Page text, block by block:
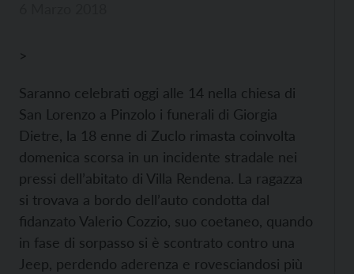
>
Saranno celebrati oggi alle 14 nella chiesa di
San Lorenzo a Pinzolo i funerali di Giorgia
Dietre, la 18 enne di Zuclo rimasta coinvolta
domenica scorsa in un incidente stradale nei
pressi dell’abitato di Villa Rendena. La ragazza
si trovava a bordo dell’auto condotta dal
fidanzato Valerio Cozzio, suo coetaneo, quando
in fase di sorpasso si è scontrato contro una
Jeep, perdendo aderenza e rovesciandosi più